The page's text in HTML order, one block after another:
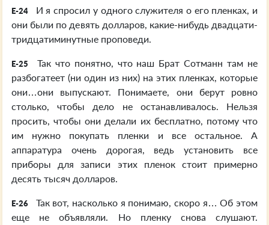
E-24
И я спросил у одного служителя о его пленках, и
они были по девять долларов, какие-нибудь двадцати-
тридцатиминутные проповеди.
E-25
Так что понятно, что наш Брат Сотманн там не
разбогатеет (ни один из них) на этих пленках, которые
они…они выпускают. Понимаете, они берут ровно
столько, чтобы дело не останавливалось. Нельзя
просить, чтобы они делали их бесплатно, потому что
им нужно покупать пленки и все остальное. А
аппаратура очень дорогая, ведь установить все
приборы для записи этих пленок стоит примерно
десять тысяч долларов.
E-26
Так вот, насколько я понимаю, скоро я… Об этом
еще не объявляли. Но пленку снова слушают.